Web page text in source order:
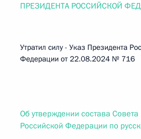
ПРЕЗИДЕНТА РОССИЙСКОЙ
Утратил силу - Указ Президента
Федерации от 22.08.2024 № 716
Об утверждении состава
Российской Федерации по